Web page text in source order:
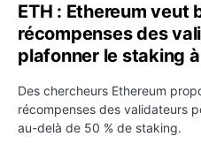
ETH : Ethereum veut
récompenses des
plafonner le staking
Des chercheurs Ethereum
récompenses des validateurs
au-delà de 50 % de staking.